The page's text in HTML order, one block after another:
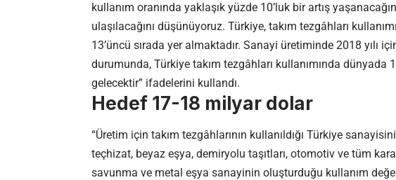
kullanım oranında yaklaşık yüzde 10’luk bir artış
ulaşılacağını düşünüyoruz. Türkiye, takım tezgâhları
13’üncü sırada yer almaktadır. Sanayi üretiminde 2018 yılı
durumunda, Türkiye takım tezgâhları kullanımında dünyada
gelecektir” ifadelerini kullandı.
Hedef 17-18 milyar dolar
“Üretim için takım tezgâhlarının kullanıldığı Türkiye
teçhizat, beyaz eşya, demiryolu taşıtları, otomotiv ve tüm kara
savunma ve metal eşya sanayinin oluşturduğu kullanım